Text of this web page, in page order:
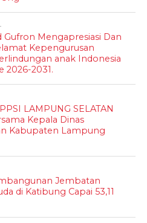
Mengapresiasi Dan
Kepengurusan
anak Indonesia
2026-2031.
LAMPUNG SELATAN
Kepala Dinas
Kabupaten Lampung
Jembatan
di Katibung Capai 53,11